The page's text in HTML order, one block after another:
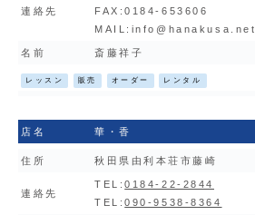
連絡先
FAX:0184-653606
MAIL: info@hanakusa.net
名前 斎藤祥子
レッスン 販売 オーダー レンタル
店名 華・香
住所 秋田県由利本荘市藤崎
連絡先
TEL:0184-22-2844
TEL:090-9538-8364